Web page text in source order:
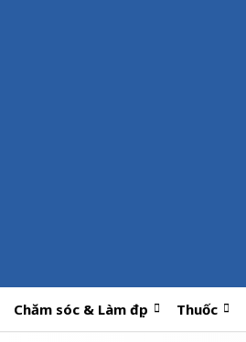
Chăm sóc & Làm đẹp Thuốc